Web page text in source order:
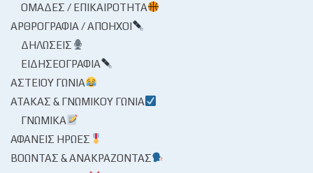
ΟΜΆΔΕΣ / ΕΠΙΚΑΙΡΌΤΗΤΑ
ΑΡΘΡΟΓΡΑΦΊΑ / ΑΠΌΗΧΟΙ
ΔΗΛΏΣΕΙΣ
ΕΙΔΗΣΕΟΓΡΑΦΊΑ
ΑΣΤΕΊΟΥ ΓΩΝΊΑ
ΑΤΆΚΑΣ & ΓΝΩΜΙΚΟΎ ΓΩΝΊΑ
ΓΝΩΜΙΚΆ
ΑΦΑΝΕΊΣ ΉΡΩΕΣ
ΒΟΏΝΤΑΣ & ΑΝΑΚΡΆΖΟΝΤΑΣ